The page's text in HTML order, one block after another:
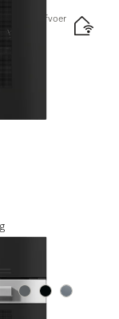
en waterafvoer
Kleur:Kleur:Kleur: